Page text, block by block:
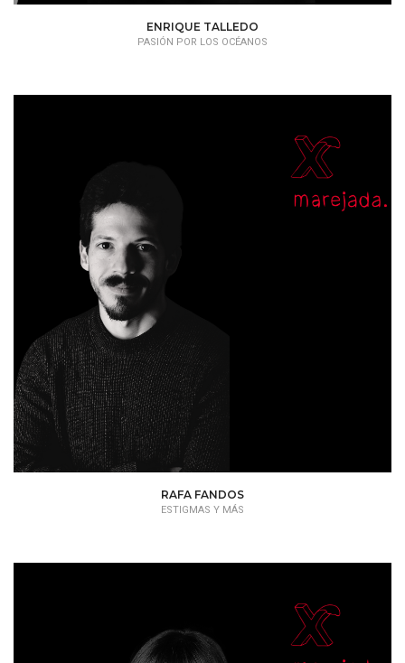
ENRIQUE TALLEDO
PASIÓN POR LOS OCÉANOS
RAFA FANDOS
ESTIGMAS Y MÁS